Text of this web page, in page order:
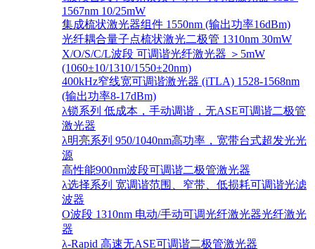
1567nm 10/25mW
集成梳状激光器组件 1550nm (输出功率16dBm)
光纤耦合量子点梳状激光二极管 1310nm 30mW
X/O/S/C/L波段 可调谐光纤激光器 ＞5mW
(1060±10/1310/1550±20nm)
400kHz窄线宽可调谐激光器 (iTLA) 1528-1568nm
(输出功率8-17dBm)
λ锁系列 低成本，手动调谐，无ASE可调谐二极管
激光器
λ明亮系列 950/1040nm高功率，宽带台式超发光光
源
高性能900nm波段可调谐二极管激光器
λ选择系列 宽调谐范围、窄带、低损耗可调谐光滤
波器
O波段 1310nm 电动/手动可调光纤激光器光纤激光
器
λ-Rapid 高速无ASE可调谐二极管激光器